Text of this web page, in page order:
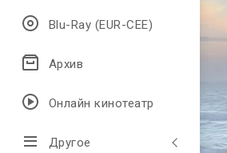
Blu-Ray (EUR-CEE)
Архив
Онлайн кинотеатр
Другое